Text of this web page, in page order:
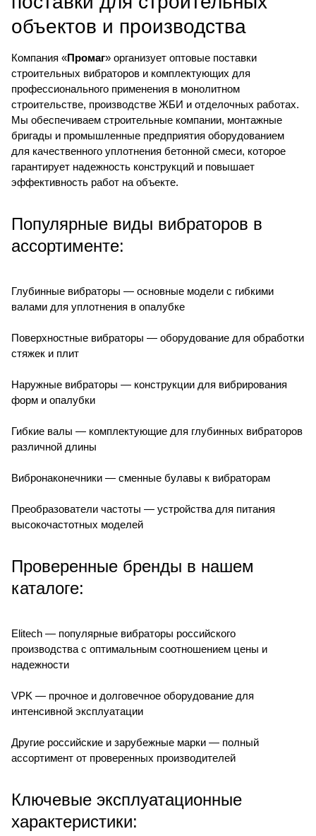
объектов и производства
Компания «Промаг» организует оптовые поставки
строительных вибраторов и комплектующих для
профессионального применения в монолитном
строительстве, производстве ЖБИ и отделочных работах.
Мы обеспечиваем строительные компании, монтажные
бригады и промышленные предприятия оборудованием
для качественного уплотнения бетонной смеси, которое
гарантирует надежность конструкций и повышает
эффективность работ на объекте.
Популярные виды вибраторов в
ассортименте:
Глубинные вибраторы — основные модели с гибкими
валами для уплотнения в опалубке
Поверхностные вибраторы — оборудование для обработки
стяжек и плит
Наружные вибраторы — конструкции для вибрирования
форм и опалубки
Гибкие валы — комплектующие для глубинных вибраторов
различной длины
Вибронаконечники — сменные булавы к вибраторам
Преобразователи частоты — устройства для питания
высокочастотных моделей
Проверенные бренды в нашем
каталоге:
Elitech — популярные вибраторы российского
производства с оптимальным соотношением цены и
надежности
VPK — прочное и долговечное оборудование для
интенсивной эксплуатации
Другие российские и зарубежные марки — полный
ассортимент от проверенных производителей
Ключевые эксплуатационные
характеристики: